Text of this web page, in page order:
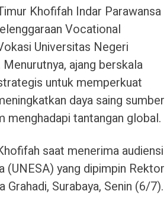
Khofifah Indar Parawansa
Vocational
Universitas Negeri
ajang berskala
untuk memperkuat
daya saing sumber
menghadapi tantangan global.
saat menerima audiensi
(UNESA) yang dipimpin Rektor
Grahadi, Surabaya, Senin (6/7).